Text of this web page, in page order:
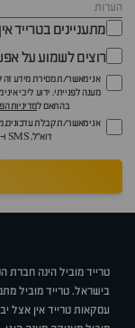
מתעניינים בטרייד אין
רוצים לשמוע על
אני מאשר/ת מסירת מידע זה
מענה לפנייתי. ידוע לי כי
בהתאם למדיניות
אני מאשר/ת קבלת עדכונים,
דוא״ל, SMS ו-WhatsApp. ידוע לי כי באפשרותי לבטל הסכמה זו בכל עת.
טרייד מוביל הינה חברת
בישראל. טרייד מוביל
עסקאות טרייד אין אצל